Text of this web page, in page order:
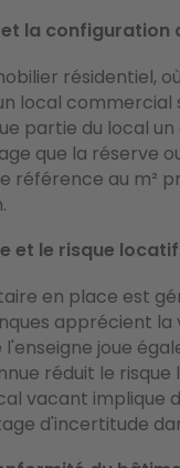
la configuration
résidentiel,
local commercial
partie du local
que la réserve
référence au m²
et le risque locatif
en place est
apprécient
l'enseigne joue
réduit le
vacant
d'incertitude